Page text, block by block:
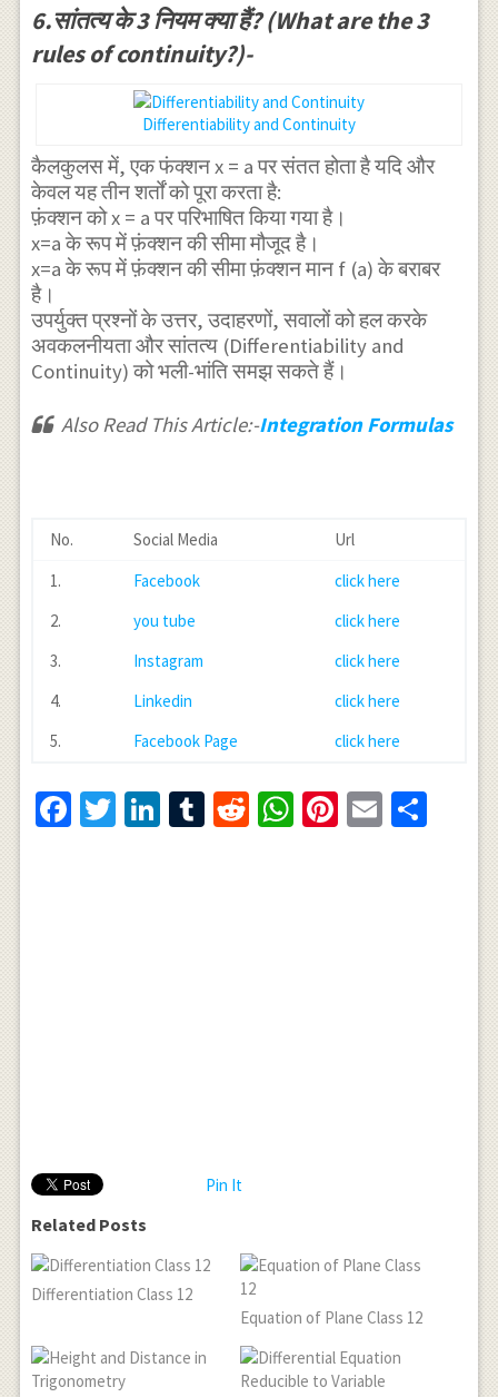
6.सांतत्य के 3 नियम क्या हैं? (What are the 3
rules of continuity?)-
Differentiability and Continuity
कैलकुलस में, एक फंक्शन x = a पर संतत होता है यदि और
केवल यह तीन शर्तों को पूरा करता है:
फ़ंक्शन को x = a पर परिभाषित किया गया है।
x=a के रूप में फ़ंक्शन की सीमा मौजूद है।
x=a के रूप में फ़ंक्शन की सीमा फ़ंक्शन मान f (a) के बराबर
है।
उपर्युक्त प्रश्नों के उत्तर, उदाहरणों, सवालों को हल करके
अवकलनीयता और सांतत्य (Differentiability and
Continuity) को भली-भांति समझ सकते हैं।
Also Read This Article:-Integration Formulas
No. Social Media
Url
1.
Facebook
click here
2.
you tube
click here
3.
Instagram
click here
4.
Linkedin
click here
5.
Facebook Page click here
Facebook
Twitter
LinkedIn
Tumblr
RedditWhatsApp
Pinterest
Email
Pin It
Related Posts
Differentiation Class 12
Equation of Plane Class 12